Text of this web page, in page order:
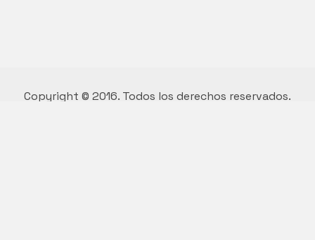
Copyright © 2016. Todos los derechos reservados.